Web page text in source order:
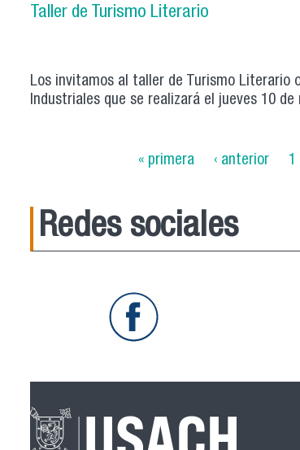
Taller de Turismo Literario
Los invitamos al taller de Turismo Literario
Industriales que se realizará el jueves 10
« primera ‹ anterior 1
Redes sociales